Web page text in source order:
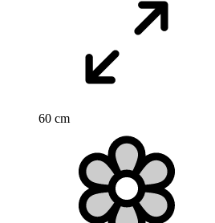
60 cm